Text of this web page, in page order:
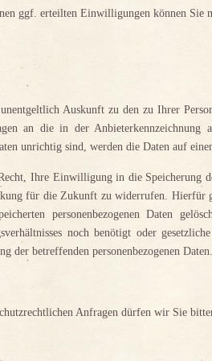
ggf. erteilten Einwilligungen können Sie
Auskunft zu den zu Ihrer
an die in der
unrichtig sind, werden die Daten auf
Ihre Einwilligung in die Speicherung
für die Zukunft zu widerrufen. Hierfür
personenbezogenen Daten
noch benötigt oder
der betreffenden personenbezogenen Daten.
Anfragen dürfen wir Sie